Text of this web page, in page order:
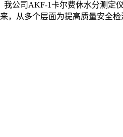
我公司AKF-1卡尔费休水分测定
，从多个层面为提高质量安全检